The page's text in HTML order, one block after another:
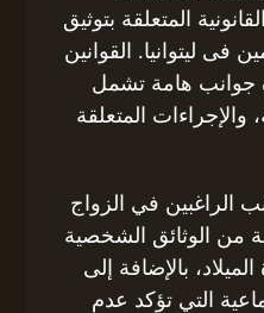
المتعلقة بتوثيق
فى ليتوانيا. القوانين
جوانب هامة تشمل
والإجراءات المتعلقة
الراغبين في الزواج
من الوثائق الشخصية
بالإضافة إلى
التي تؤكد عدم